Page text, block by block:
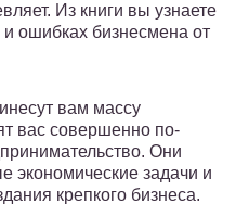
Из книги вы узнаете
ошибках бизнесмена от
вам массу
вас совершенно по-
Они
экономические задачи и
крепкого бизнеса.